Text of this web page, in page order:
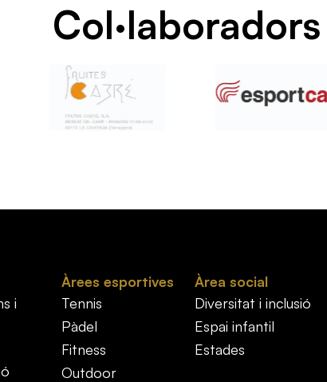
Col·laboradors
i
Àrees esportives
Tennis
Pàdel
Fitness
Outdoor
Àrea social
Diversitat i inclusió
Espai infantil
Estades